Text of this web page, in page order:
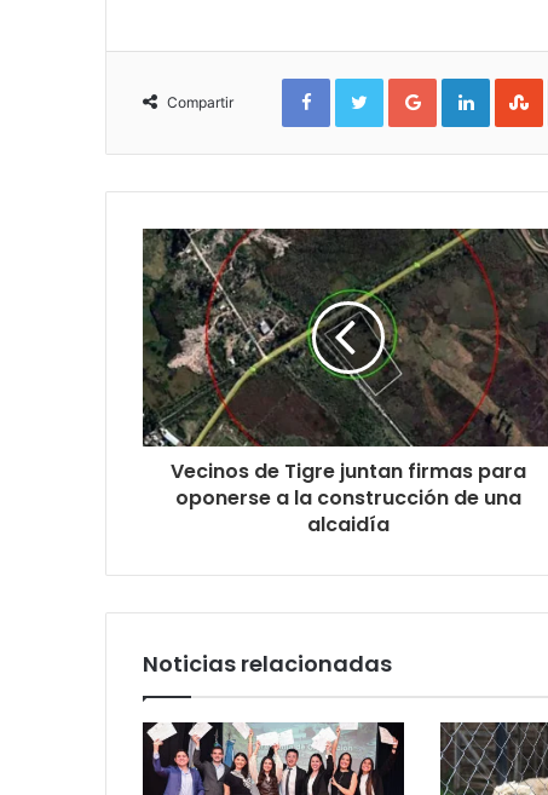
Compartir
FacebookTwitterGoogle+
Vecinos de Tigre juntan firmas para
oponerse a la construcción de una
alcaidía
Noticias relacionadas